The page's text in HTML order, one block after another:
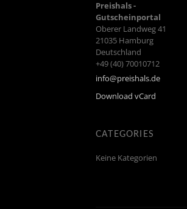
Preishals -
Gutscheinportal
Oberer Landweg 41
21035 Hamburg
Deutschland
+49 (40) 70010712
info@preishals.de
Download vCard
CATEGORIES
Keine Kategorien